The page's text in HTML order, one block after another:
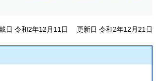
日 令和2年12月11日 更新日 令和2年12月21日